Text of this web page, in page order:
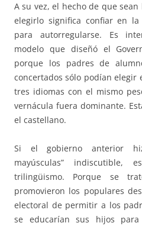
A su vez, el hecho de que
elegirlo significa confiar en
para autorregularse. Es
modelo que diseñó el
porque los padres de
concertados sólo podían elegir
tres idiomas con el mismo
vernácula fuera dominante.
el castellano.
Si el gobierno anterior
mayúsculas”
trilingüismo. Porque se
promovieron los populares
electoral de permitir a los
se educarían sus hijos